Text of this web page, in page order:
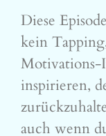
Diese
kein
Motivations-
inspirieren,
auch wenn